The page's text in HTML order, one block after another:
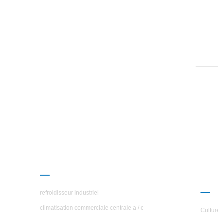
refroidisseur industriel
climatisation commerciale centrale a / c